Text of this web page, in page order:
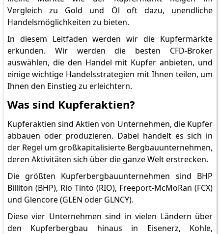
Vergleich zu Gold und Öl oft dazu, unendliche
Handelsmöglichkeiten zu bieten.
In diesem Leitfaden werden wir die Kupfermärkte
erkunden. Wir werden die besten CFD-Broker
auswählen, die den Handel mit Kupfer anbieten, und
einige wichtige Handelsstrategien mit Ihnen teilen, um
Ihnen den Einstieg zu erleichtern.
Was sind Kupferaktien?
Kupferaktien sind Aktien von Unternehmen, die Kupfer
abbauen oder produzieren. Dabei handelt es sich in
der Regel um großkapitalisierte Bergbauunternehmen,
deren Aktivitäten sich über die ganze Welt erstrecken.
Die größten Kupferbergbauunternehmen sind BHP
Billiton (BHP), Rio Tinto (RIO), Freeport-McMoRan (FCX)
und Glencore (GLEN oder GLNCY).
Diese vier Unternehmen sind in vielen Ländern über
den Kupferbergbau hinaus in Eisenerz, Kohle,